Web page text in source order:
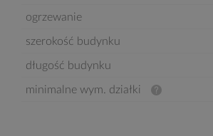
ogrzewanie
szerokość budynku
długość budynku
minimalne wym. działki